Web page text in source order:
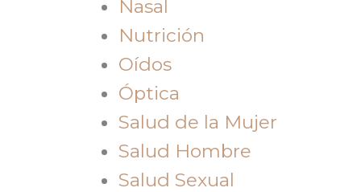
Nasal
Nutrición
Oídos
Óptica
Salud de la Mujer
Salud Hombre
Salud Sexual